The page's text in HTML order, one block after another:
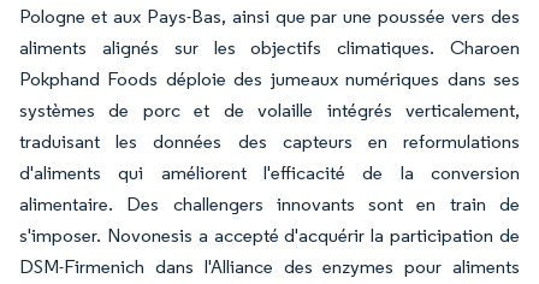
Pologne et aux Pays-Bas, ainsi que par une poussée vers des
aliments alignés sur les objectifs climatiques. Charoen
Pokphand Foods déploie des jumeaux numériques dans ses
systèmes de porc et de volaille intégrés verticalement,
traduisant les données des capteurs en reformulations
d'aliments qui améliorent l'efficacité de la conversion
alimentaire. Des challengers innovants sont en train de
s'imposer. Novonesis a accepté d'acquérir la participation de
DSM-Firmenich dans l'Alliance des enzymes pour aliments